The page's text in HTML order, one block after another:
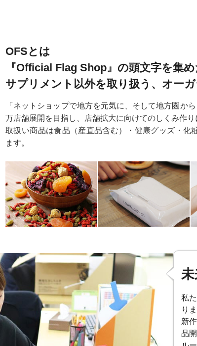
OFSとは
『Official Flag Shop』の頭文字を集め
サプリメント以外を取り扱う、オーガ
「ネットショップで地方を元気に、そして地方圏か
万店舗展開を目指し、店舗拡大に向けてのしくみ作り
取扱い商品は食品（産直品含む）・健康グッズ・化
ます。
私
り
新
品